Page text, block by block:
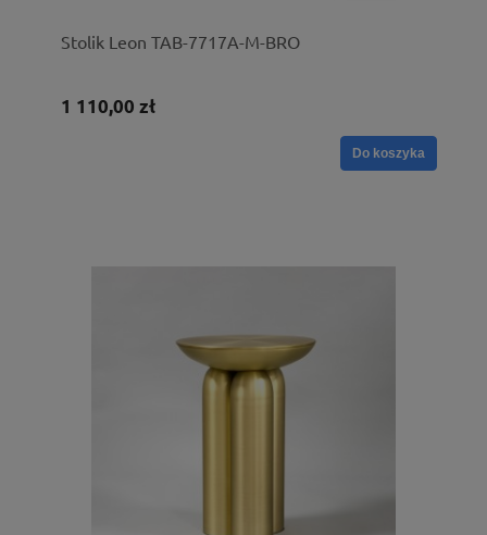
Stolik Leon TAB-7717A-M-BRO
1 110,00 zł
Do koszyka